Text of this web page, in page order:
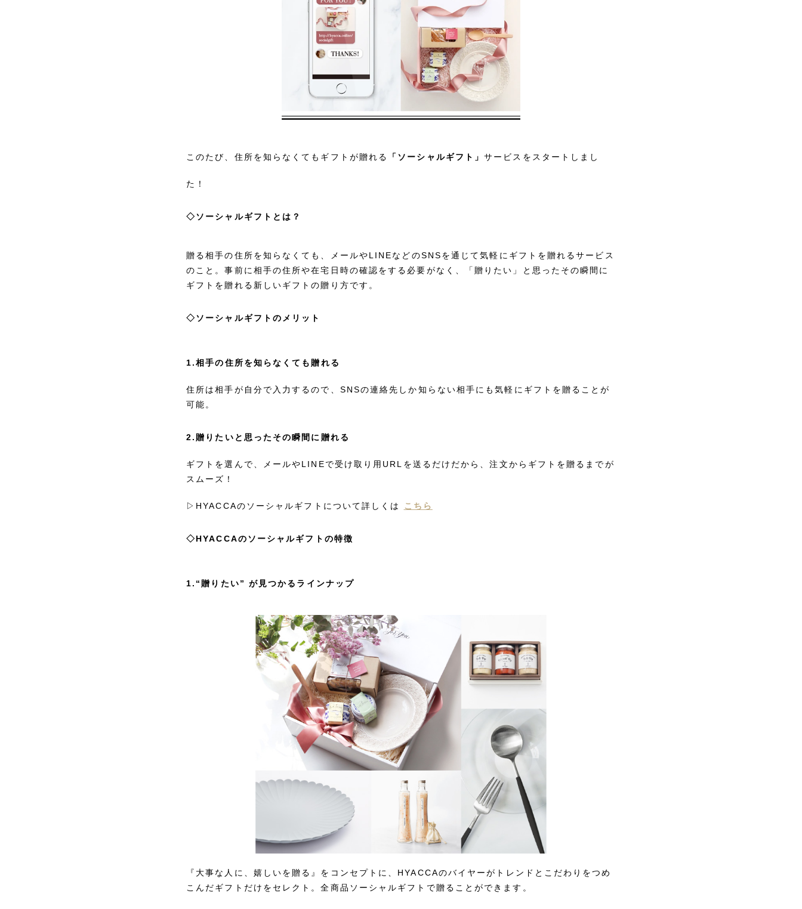
このたび、住所を知らなくてもギフトが贈れる 「ソーシャルギフト」サービスをスタートしまし
た！
◇ソーシャルギフトとは？
贈る相手の住所を知らなくても、メールやLINEなどのSNSを通じて気軽にギフトを贈れるサービス
のこと。事前に相手の住所や在宅日時の確認をする必要がなく、「贈りたい」と思ったその瞬間に
ギフトを贈れる新しいギフトの贈り方です。
◇ソーシャルギフトのメリット
1.相手の住所を知らなくても贈れる
住所は相手が自分で入力するので、SNSの連絡先しか知らない相手にも気軽にギフトを贈ることが
可能。
2.贈りたいと思ったその瞬間に贈れる
ギフトを選んで、メールやLINEで受け取り用URLを送るだけだから、注文からギフトを贈るまでが
スムーズ！
▷HYACCAのソーシャルギフトについて詳しくは こちら
◇HYACCAのソーシャルギフトの特徴
1.“贈りたい” が見つかるラインナップ
『大事な人に、嬉しいを贈る』をコンセプトに、HYACCAのバイヤーがトレンドとこだわりをつめ
こんだギフトだけをセレクト。全商品ソーシャルギフトで贈ることができます。